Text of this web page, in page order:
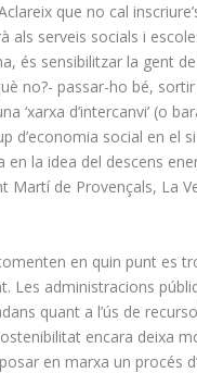
que no cal
als serveis socials i
és sensibilitzar la gent
no?- passar-ho bé,
‘xarxa d’intercanvi’ (o
social en el si
en la idea del descens
Martí de Provençals, La
en quin punt es
administracions
quant a l’ús de
encara deixa
en marxa un procés